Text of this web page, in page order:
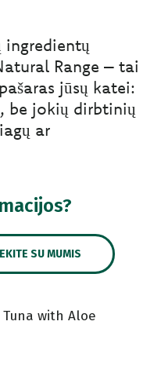
ingredientų
Range – tai
jūsų katei:
be jokių dirbtinių
ar
SU MUMIS